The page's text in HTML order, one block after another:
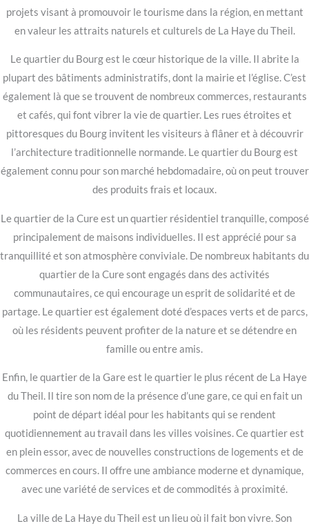
projets visant à promouvoir le tourisme dans la région, en mettant
en valeur les attraits naturels et culturels de La Haye du Theil.
Le quartier du Bourg est le cœur historique de la ville. Il abrite la
plupart des bâtiments administratifs, dont la mairie et l’église. C’est
également là que se trouvent de nombreux commerces, restaurants
et cafés, qui font vibrer la vie de quartier. Les rues étroites et
pittoresques du Bourg invitent les visiteurs à flâner et à découvrir
l’architecture traditionnelle normande. Le quartier du Bourg est
également connu pour son marché hebdomadaire, où on peut trouver
des produits frais et locaux.
Le quartier de la Cure est un quartier résidentiel tranquille, composé
principalement de maisons individuelles. Il est apprécié pour sa
tranquillité et son atmosphère conviviale. De nombreux habitants du
quartier de la Cure sont engagés dans des activités
communautaires, ce qui encourage un esprit de solidarité et de
partage. Le quartier est également doté d’espaces verts et de parcs,
où les résidents peuvent profiter de la nature et se détendre en
famille ou entre amis.
Enfin, le quartier de la Gare est le quartier le plus récent de La Haye
du Theil. Il tire son nom de la présence d’une gare, ce qui en fait un
point de départ idéal pour les habitants qui se rendent
quotidiennement au travail dans les villes voisines. Ce quartier est
en plein essor, avec de nouvelles constructions de logements et de
commerces en cours. Il offre une ambiance moderne et dynamique,
avec une variété de services et de commodités à proximité.
La ville de La Haye du Theil est un lieu où il fait bon vivre. Son